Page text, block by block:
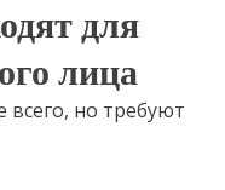
для
лица
всего, но требуют